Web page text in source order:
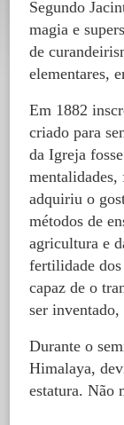
Segundo
magia e
de
elementares,
Em 1882
criado para
da Igreja
adquiriu o
métodos de
agricultura e
fertilidade dos
capaz de o
ser
Durante o
Himalaya,
estatura. Não